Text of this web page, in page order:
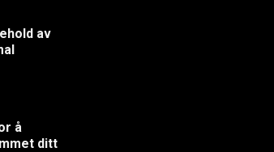
av
å
ditt